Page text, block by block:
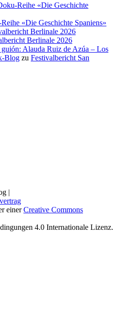
Reihe «Die Geschichte
«Die Geschichte Spaniens»
Berlinale 2026
Berlinale 2026
Alauda Ruiz de Azúa – Los
Blog zu Festivalbericht San
|
einerCreative Commons
4.0 Internationale Lizenz.